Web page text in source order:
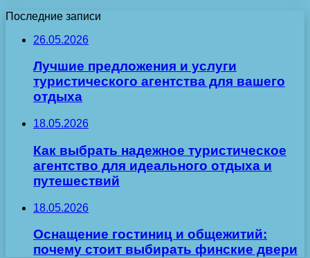
Последние записи
26.05.2026
Лучшие предложения и услуги
туристического агентства для вашего
отдыха
18.05.2026
Как выбрать надежное туристическое
агентство для идеального отдыха и
путешествий
18.05.2026
Оснащение гостиниц и общежитий:
почему стоит выбирать финские двери